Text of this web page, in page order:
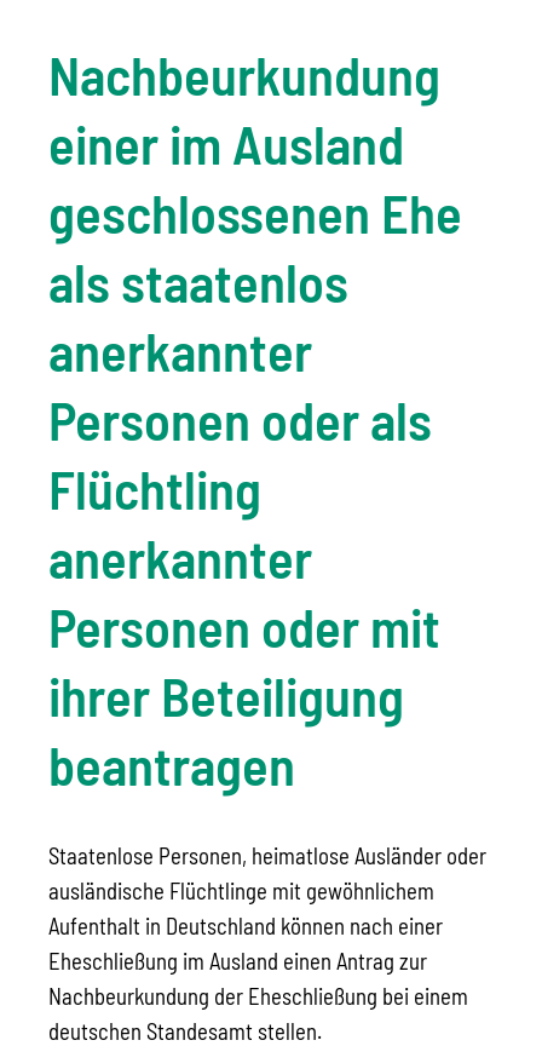
Nachbeurkundung
einer im Ausland
geschlossenen Ehe
als staatenlos
anerkannter
Personen oder als
Flüchtling
anerkannter
Personen oder mit
ihrer Beteiligung
beantragen
Staatenlose Personen, heimatlose Ausländer oder
ausländische Flüchtlinge mit gewöhnlichem
Aufenthalt in Deutschland können nach einer
Eheschließung im Ausland einen Antrag zur
Nachbeurkundung der Eheschließung bei einem
deutschen Standesamt stellen.